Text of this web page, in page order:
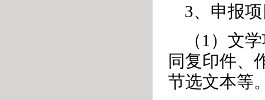
3、申报
（1）文
同复印件、
节选文本等